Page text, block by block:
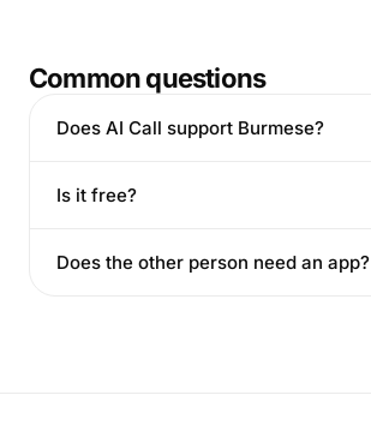
Common questions
Does AI Call support Burmese?
Is it free?
Does the other person need an app?